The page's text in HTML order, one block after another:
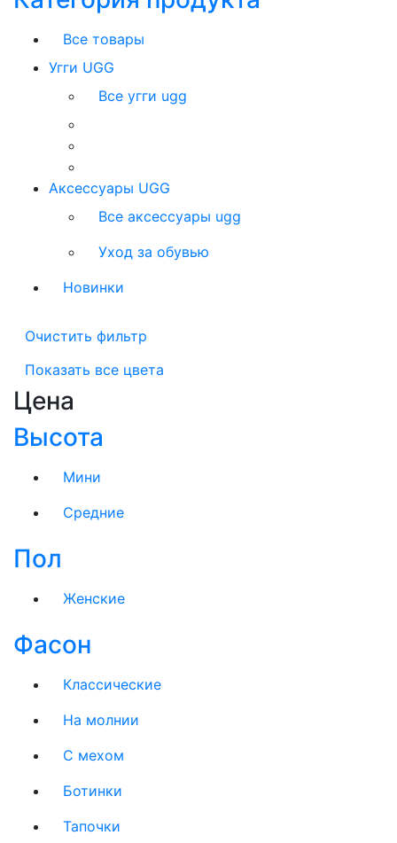
Все товары
Угги UGG
Все угги ugg
Аксессуары UGG
Все аксессуары ugg
Уход за обувью
Новинки
Очистить фильтр
Показать все цвета
Цена
Высота
Мини
Средние
Пол
Женские
Фасон
Классические
На молнии
C мехом
Ботинки
Тапочки